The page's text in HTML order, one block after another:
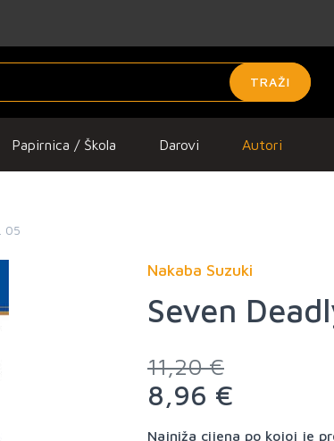
TRAŽI
Papirnica / Škola Darovi Autori
05
Nakaba Suzuki
Seven
11,20 €
8,96 €
Najniža cijena po kojoj je